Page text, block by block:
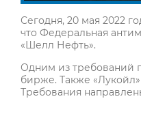
Сегодня, 20 мая 2022
что Федеральная
«Шелл Нефть».
Одним из требований
бирже. Также
Требования